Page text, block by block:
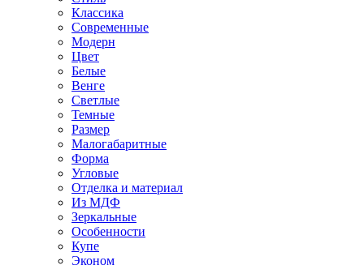
Классика
Современные
Модерн
Цвет
Белые
Венге
Светлые
Темные
Размер
Малогабаритные
Форма
Угловые
Отделка и материал
Из МДФ
Зеркальные
Особенности
Купе
Эконом